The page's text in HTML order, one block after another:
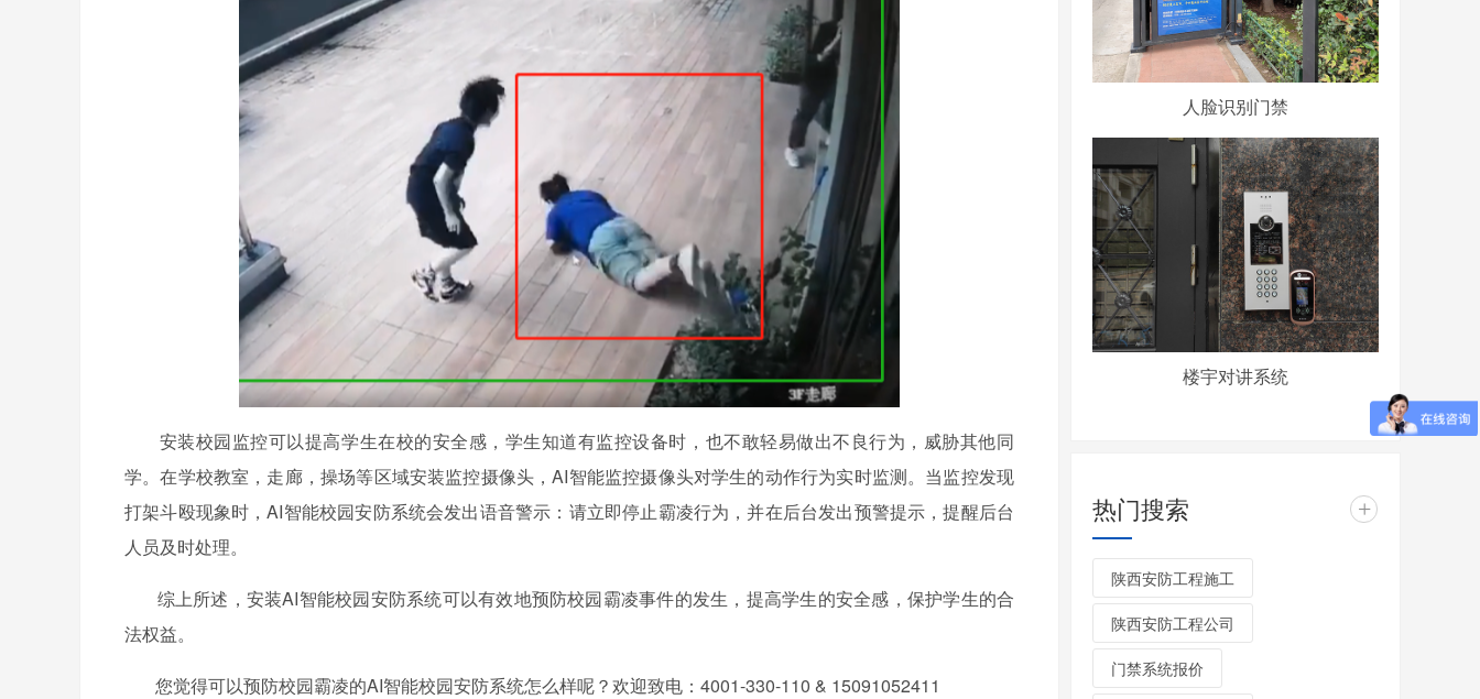
安装校园监控可以提高学生在校的安全感，学生知道有监控设备时，也不敢轻易做出不良行为，威胁其他同
学。在学校教室，走廊，操场等区域安装监控摄像头，AI智能监控摄像头对学生的动作行为实时监测。当监控发现
打架斗殴现象时，AI智能校园安防系统会发出语音警示：请立即停止霸凌行为，并在后台发出预警提示，提醒后台
人员及时处理。
综上所述，安装AI智能校园安防系统可以有效地预防校园霸凌事件的发生，提高学生的安全感，保护学生的合
法权益。
您觉得可以预防校园霸凌的AI智能校园安防系统怎么样呢？欢迎致电：4001-330-110 & 15091052411
人脸识别门禁
楼宇对讲系统
热门搜索 +
陕西安防工程施工
陕西安防工程公司
门禁系统报价